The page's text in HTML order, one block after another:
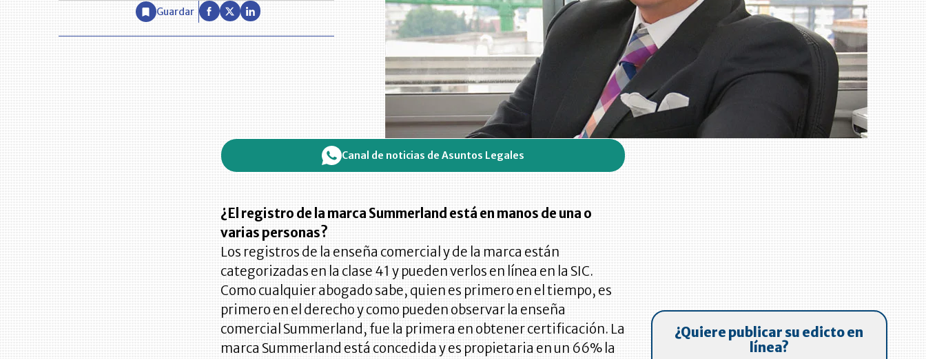
Guardar
Canal de noticias de Asuntos Legales
¿El registro de la marca Summerland está en manos de una o
varias personas?
Los registros de la enseña comercial y de la marca están
categorizadas en la clase 41 y pueden verlos en línea en la SIC.
Como cualquier abogado sabe, quien es primero en el tiempo, es
primero en el derecho y como pueden observar la enseña
comercial Summerland, fue la primera en obtener certificación. La
marca Summerland está concedida y es propietaria en un 66% la
¿Quiere publicar su edicto en
línea?